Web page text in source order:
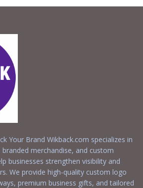
Your Brand Wikback.com specializes in
merchandise, and custom
businesses strengthen visibility and
We provide high-quality custom logo
premium business gifts, and tailored